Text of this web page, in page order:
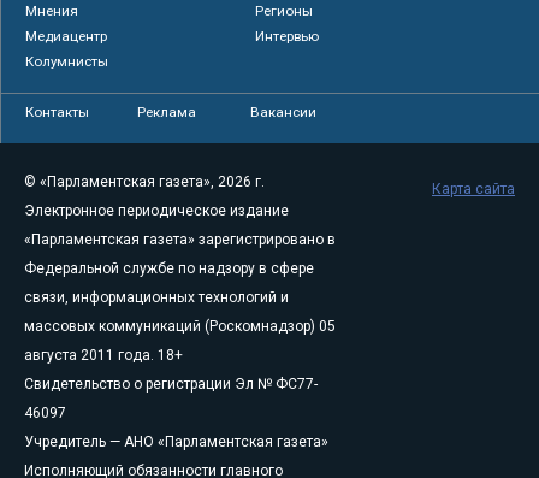
Мнения
Регионы
Медиацентр
Интервью
Колумнисты
Контакты Реклама Вакансии
© «Парламентская газета», 2026 г.
Электронное периодическое издание
«Парламентская газета» зарегистрировано в
Федеральной службе по надзору в сфере
связи, информационных технологий и
массовых коммуникаций (Роскомнадзор) 05
августа 2011 года. 18+
Свидетельство о регистрации Эл № ФС77-
46097
Учредитель — АНО «Парламентская газета»
Исполняющий обязанности главного
Карта сайта